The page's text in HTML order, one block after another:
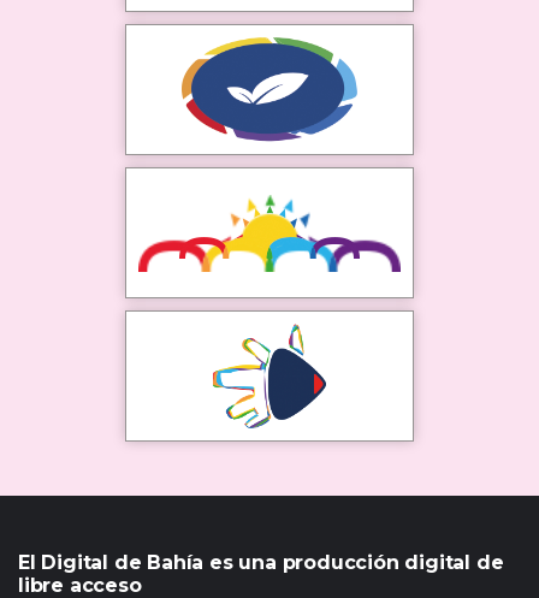
El Digital de Bahía es una producción digital de
libre acceso